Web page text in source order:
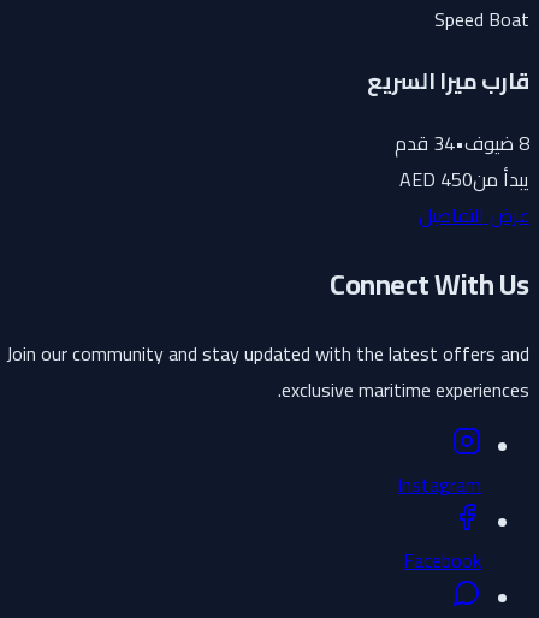
Speed Boat
قارب ميرا السريع
8ضيوف•
34 قدم
يبدأ من450 AED
عرض التفاصيل
Connect With Us
Join our community and stay updated with the latest offers and
exclusive maritime experiences.
Instagram
Facebook